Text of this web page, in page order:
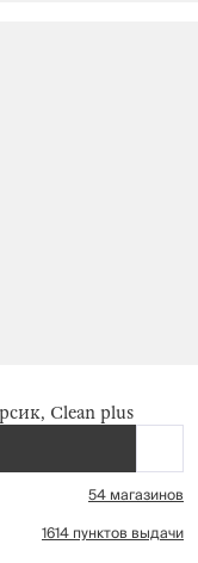
Clean plus
54 магазинов
1614 пунктов выдачи